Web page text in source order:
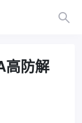
高防解